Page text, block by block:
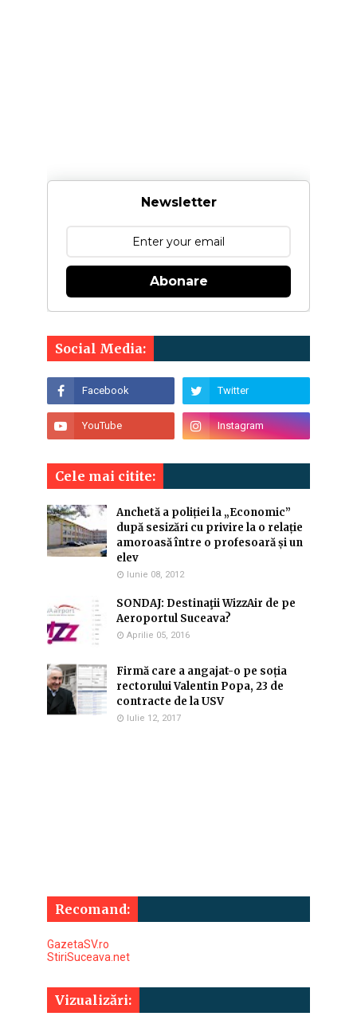
Newsletter
Abonare
Social Media:
Cele mai citite:
Anchetă a poliției la „Economic”
după sesizări cu privire la o relație
amoroasă între o profesoară și un
elev
Iunie 08, 2012
SONDAJ: Destinaţii WizzAir de pe
Aeroportul Suceava?
Aprilie 05, 2016
Firmă care a angajat-o pe soția
rectorului Valentin Popa, 23 de
contracte de la USV
Iulie 12, 2017
Recomand:
GazetaSV.ro
StiriSuceava.net
Vizualizări: